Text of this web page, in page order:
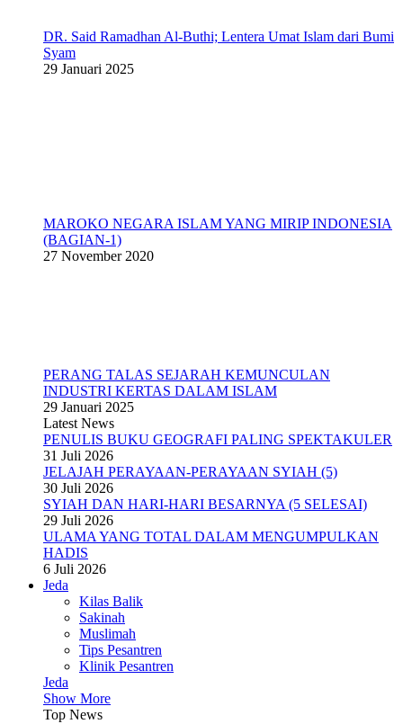
DR. Said Ramadhan Al-Buthi; Lentera Umat Islam dari Bumi
Syam
29 Januari 2025
MAROKO NEGARA ISLAM YANG MIRIP INDONESIA
(BAGIAN-1)
27 November 2020
PERANG TALAS SEJARAH KEMUNCULAN
INDUSTRI KERTAS DALAM ISLAM
29 Januari 2025
Latest News
PENULIS BUKU GEOGRAFI PALING SPEKTAKULER
31 Juli 2026
JELAJAH PERAYAAN-PERAYAAN SYIAH (5)
30 Juli 2026
SYIAH DAN HARI-HARI BESARNYA (5 SELESAI)
29 Juli 2026
ULAMA YANG TOTAL DALAM MENGUMPULKAN
HADIS
6 Juli 2026
Jeda
Kilas Balik
Sakinah
Muslimah
Tips Pesantren
Klinik Pesantren
Jeda
Show More
Top News